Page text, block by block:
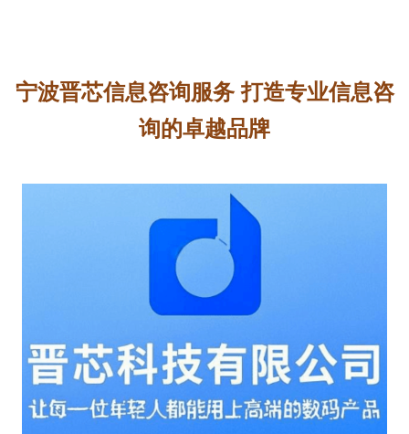
宁波晋芯信息咨询服务 打造专业信息咨
询的卓越品牌